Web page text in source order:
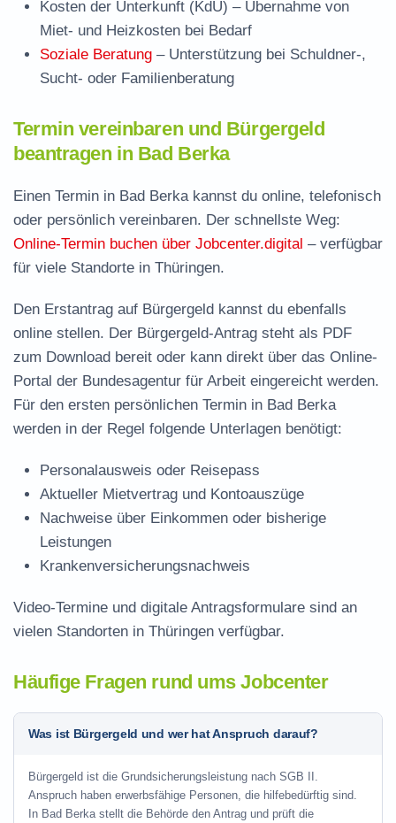
Kosten der Unterkunft (KdU) – Übernahme von
Miet- und Heizkosten bei Bedarf
Soziale Beratung – Unterstützung bei Schuldner-,
Sucht- oder Familienberatung
Termin vereinbaren und Bürgergeld
beantragen in Bad Berka
Einen Termin in Bad Berka kannst du online, telefonisch
oder persönlich vereinbaren. Der schnellste Weg:
Online-Termin buchen über Jobcenter.digital – verfügbar
für viele Standorte in Thüringen.
Den Erstantrag auf Bürgergeld kannst du ebenfalls
online stellen. Der Bürgergeld-Antrag steht als PDF
zum Download bereit oder kann direkt über das Online-
Portal der Bundesagentur für Arbeit eingereicht werden.
Für den ersten persönlichen Termin in Bad Berka
werden in der Regel folgende Unterlagen benötigt:
Personalausweis oder Reisepass
Aktueller Mietvertrag und Kontoauszüge
Nachweise über Einkommen oder bisherige
Leistungen
Krankenversicherungsnachweis
Video-Termine und digitale Antragsformulare sind an
vielen Standorten in Thüringen verfügbar.
Häufige Fragen rund ums Jobcenter
Was ist Bürgergeld und wer hat Anspruch darauf?
Bürgergeld ist die Grundsicherungsleistung nach SGB II.
Anspruch haben erwerbsfähige Personen, die hilfebedürftig sind.
In Bad Berka stellt die Behörde den Antrag und prüft die